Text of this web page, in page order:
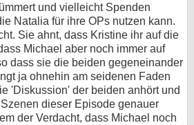
und vielleicht Spenden
Natalia für ihre OPs nutzen kann.
Sie ahnt, dass Kristine ihr auf die
Michael aber noch immer auf
dass sie die beiden gegeneinander
ja ohnehin am seidenen Faden
'Diskussion' der beiden anhört und
dieser Episode genauer
der Verdacht, dass Michael noch